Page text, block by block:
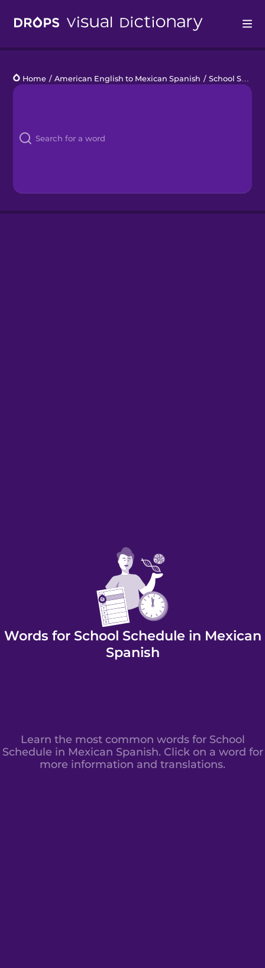
Languages
Kahoot!
Home / American English to Mexican Spanish / School Schedule
Words for School Schedule in Mexican
Spanish
Learn the most common words for School
Schedule in Mexican Spanish. Click on a word for
more information and translations.